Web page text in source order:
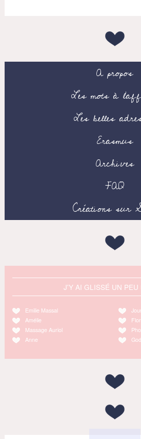
A propos
Les mots à
Les belles
Erasmus
Archives
FAQ
Créations sur
J'Y AI GLISSÉ UN PEU
Emilie Massal
Amélie
Massage Auriol
Anne